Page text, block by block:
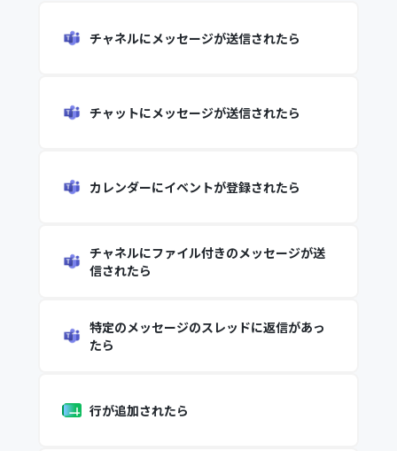
チャネルにメッセージが送信されたら
チャットにメッセージが送信されたら
カレンダーにイベントが登録されたら
チャネルにファイル付きのメッセージが送
信されたら
特定のメッセージのスレッドに返信があっ
たら
行が追加されたら